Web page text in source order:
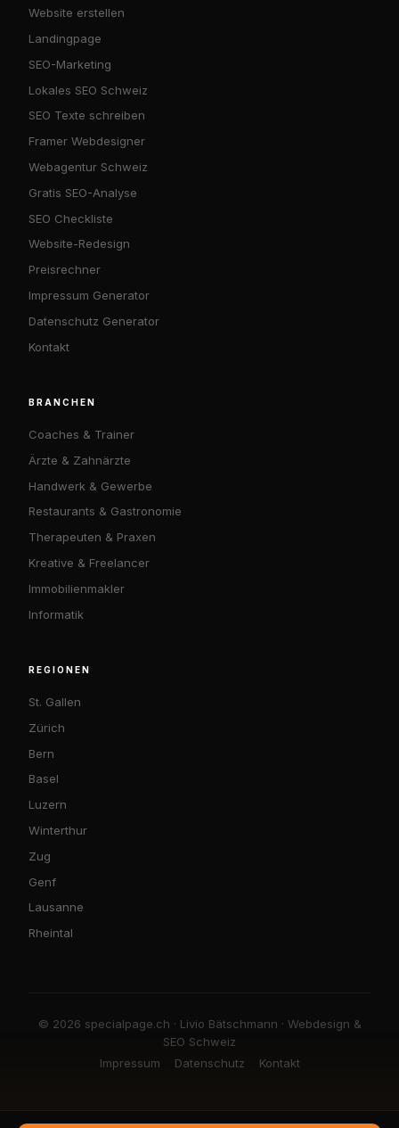
Website erstellen
Landingpage
SEO-Marketing
Lokales SEO Schweiz
SEO Texte schreiben
Framer Webdesigner
Webagentur Schweiz
Gratis SEO-Analyse
SEO Checkliste
Website-Redesign
Preisrechner
Impressum Generator
Datenschutz Generator
Kontakt
BRANCHEN
Coaches & Trainer
Ärzte & Zahnärzte
Handwerk & Gewerbe
Restaurants & Gastronomie
Therapeuten & Praxen
Kreative & Freelancer
Immobilienmakler
Informatik
REGIONEN
St. Gallen
Zürich
Bern
Basel
Luzern
Winterthur
Zug
Genf
Lausanne
Rheintal
© 2026 specialpage.ch · Livio Bätschmann · Webdesign &
SEO Schweiz
Impressum
Datenschutz Kontakt